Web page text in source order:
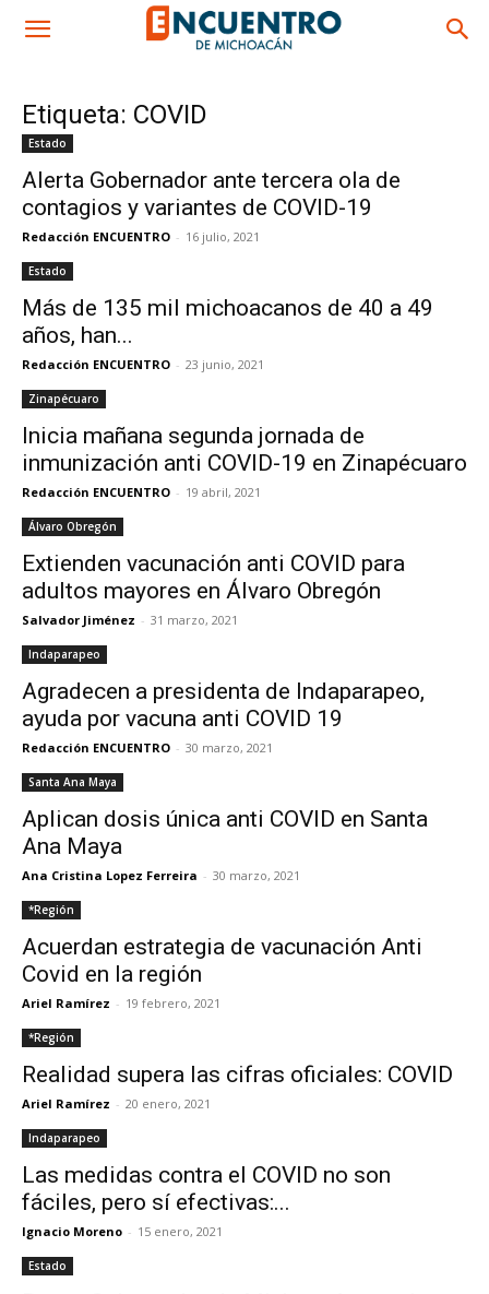
Etiqueta: COVID
Estado
Alerta Gobernador ante tercera ola de
contagios y variantes de COVID-19
Redacción ENCUENTRO - 16 julio, 2021
Estado
Más de 135 mil michoacanos de 40 a 49
años, han...
Redacción ENCUENTRO - 23 junio, 2021
Zinapécuaro
Inicia mañana segunda jornada de
inmunización anti COVID-19 en Zinapécuaro
Redacción ENCUENTRO - 19 abril, 2021
Álvaro Obregón
Extienden vacunación anti COVID para
adultos mayores en Álvaro Obregón
Salvador Jiménez - 31 marzo, 2021
Indaparapeo
Agradecen a presidenta de Indaparapeo,
ayuda por vacuna anti COVID 19
Redacción ENCUENTRO - 30 marzo, 2021
Santa Ana Maya
Aplican dosis única anti COVID en Santa
Ana Maya
Ana Cristina Lopez Ferreira - 30 marzo, 2021
*Región
Acuerdan estrategia de vacunación Anti
Covid en la región
Ariel Ramírez - 19 febrero, 2021
*Región
Realidad supera las cifras oficiales: COVID
Ariel Ramírez - 20 enero, 2021
Indaparapeo
Las medidas contra el COVID no son
fáciles, pero sí efectivas:...
Ignacio Moreno - 15 enero, 2021
Estado